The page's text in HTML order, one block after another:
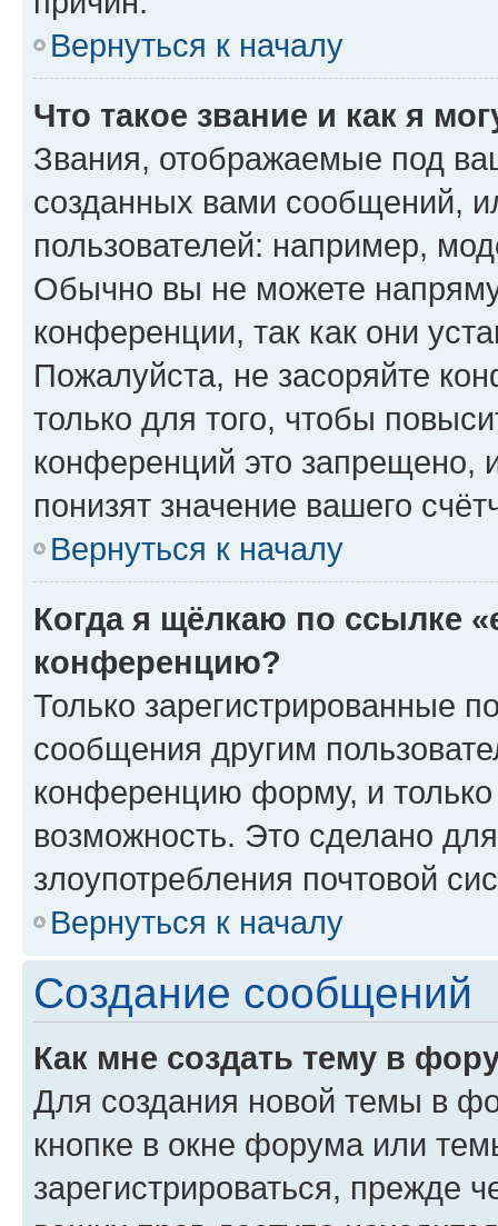
Вернуться к началу
Что такое звание и как я
Звания, отображаемые под
созданных вами сообщений,
пользователей: например,
Обычно вы не можете
конференции, так как они
Пожалуйста, не засоряйте
только для того, чтобы
конференций это запрещено,
понизят значение вашего
Вернуться к началу
Когда я щёлкаю по ссылке
конференцию?
Только зарегистрированные
сообщения другим
конференцию форму, и
возможность. Это сделано
злоупотребления почтовой
Вернуться к началу
Создание сообщений
Как мне создать тему в
Для создания новой темы в
кнопке в окне форума или
зарегистрироваться, прежде